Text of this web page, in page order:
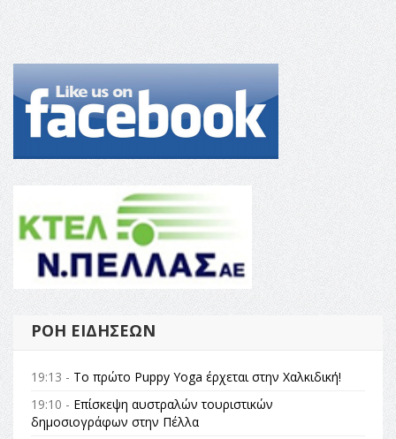
ΡΟΉ ΕΙΔΉΣΕΩΝ
19:13 - Το πρώτο Puppy Yoga έρχεται στην Χαλκιδική!
19:10 - Επίσκεψη αυστραλών τουριστικών
δημοσιογράφων στην Πέλλα